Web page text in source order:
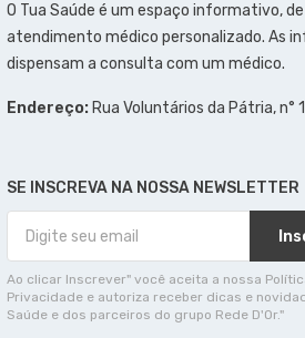
O Tua Saúde é um espaço informativo,
atendimento médico personalizado. As
dispensam a consulta com um médico.
Endereço: Rua Voluntários da Pátria,
SE INSCREVA NA NOSSA NEWSLETTER
Ao clicar Inscrever" você aceita a nossa
Privacidade e autoriza receber dicas e
Saúde e dos parceiros do grupo Rede D'Or."